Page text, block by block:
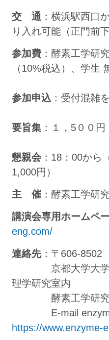
交 通 ：横浜駅西口
り入れ可能（正門前
参加費 ：酵素工学研
（10%税込）、学生
参加申込 ：受付混雑
要旨集 ：１，5００
懇親会：18：00から
1,000円）
主 催 ：酵素工学研
講演会専用ホームペ
eng.com/
連絡先：〒606-8502
京都大学大学院
理学研究室内
酵素工学研究会
E-mail
https://www.enzyme-